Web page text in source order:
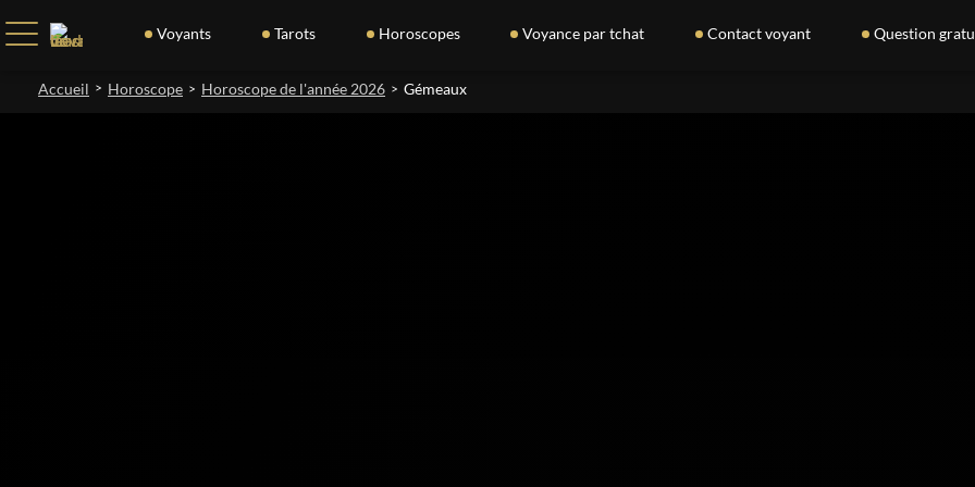
Voyants Tarots Horoscopes Voyance par tchat Contact voyant Question
Accueil > Horoscope > Horoscope de l'année 2026 > Gémeaux